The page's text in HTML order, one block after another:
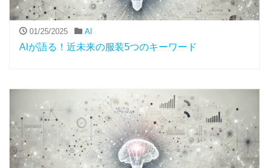
01/25/2025 AI
AIが語る！近未来の服装5つのキーワード